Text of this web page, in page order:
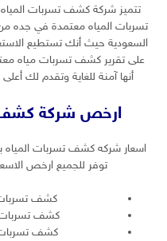
تتميز شركة كشف تسربات
تسربات المياه معتمدة في جده من
السعودية حيث أنك تستطيع
على تقرير كشف تسربات مياه
أنها آمنة للغاية وتقدم لك
ارخص شركة كشف
اسعار شركه كشف تسربات المياه
توفر للجميع ارخص
كشف تسربات
كشف
كشف